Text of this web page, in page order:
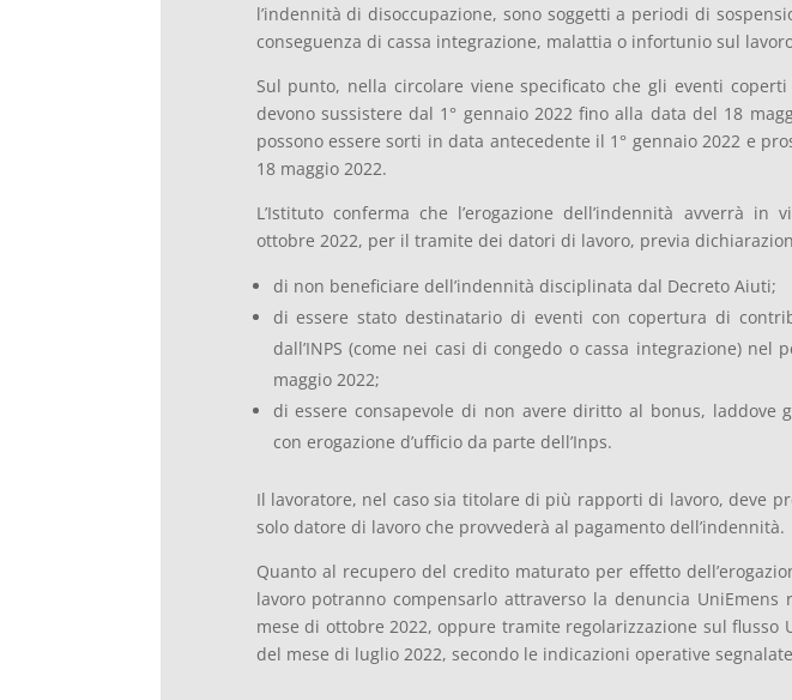
l’indennità di disoccupazione, sono soggetti a periodi di
conseguenza di cassa integrazione, malattia o infortunio sul
Sul punto, nella circolare viene specificato che gli eventi
devono sussistere dal 1° gennaio 2022 fino alla data del 18
possono essere sorti in data antecedente il 1° gennaio 2022 e
18 maggio 2022.
L’Istituto conferma che l’erogazione dell’indennità avverrà in
ottobre 2022, per il tramite dei datori di lavoro, previa
di non beneficiare dell’indennità disciplinata dal Decreto Aiuti;
di essere stato destinatario di eventi con copertura di
dall’INPS (come nei casi di congedo o cassa integrazione) nel
maggio 2022;
di essere consapevole di non avere diritto al bonus, laddove
con erogazione d’ufficio da parte dell’Inps.
Il lavoratore, nel caso sia titolare di più rapporti di lavoro, deve
solo datore di lavoro che provvederà al pagamento dell’indennità.
Quanto al recupero del credito maturato per effetto
lavoro potranno compensarlo attraverso la denuncia
mese di ottobre 2022, oppure tramite regolarizzazione sul flusso
del mese di luglio 2022, secondo le indicazioni operative